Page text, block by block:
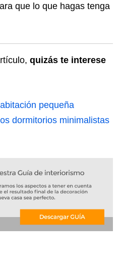
que lo que hagas tenga
quizás te interese
pequeña
dormitorios minimalistas